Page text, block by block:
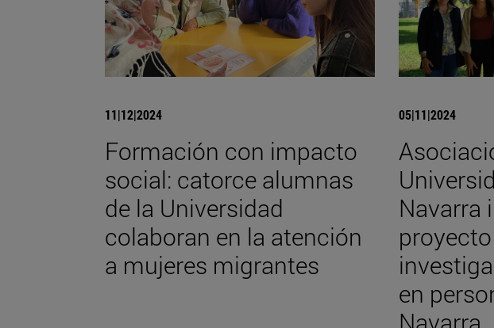
11|12|2024
Formación con impacto
social: catorce alumnas
de la Universidad
colaboran en la atención
a mujeres migrantes
05|11|2024
Navarra
en